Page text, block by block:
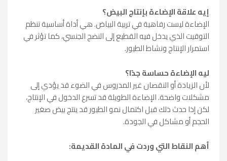
إيه علاقة الإضاءة بإنتاج البيض؟
الإضاءة ليست رفاهية في تربية البياض. هي أداة أساسية تنظم
التوقيت الذي يدخل فيه القطيع إلى النضج الجنسي، كما تؤثر في
استمرار الإنتاج ونشاط الطيور.
ليه الإضاءة حساسة جدًا؟
لأن الزيادة أو النقصان غير المدروس في الضوء قد يؤدي إلى
مشكلات واضحة. الإضاءة الطويلة قد تسرع الدخول في الإنتاج،
لكن إذا حدث ذلك قبل اكتمال نمو الطيور قد ينتج بيض صغير
الحجم أو مشاكل في الجودة.
أهم النقاط التي وردت في المادة القديمة: